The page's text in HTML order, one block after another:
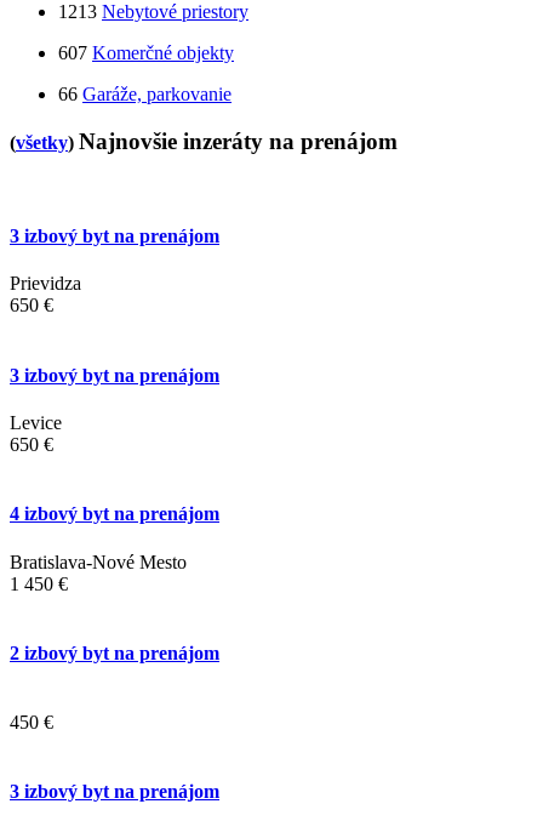
1213 Nebytové priestory
607 Komerčné objekty
66 Garáže, parkovanie
(všetky) Najnovšie inzeráty na prenájom
3 izbový byt na prenájom
Prievidza
650 €
3 izbový byt na prenájom
Levice
650 €
4 izbový byt na prenájom
Bratislava-Nové Mesto
1 450 €
2 izbový byt na prenájom
450 €
3 izbový byt na prenájom